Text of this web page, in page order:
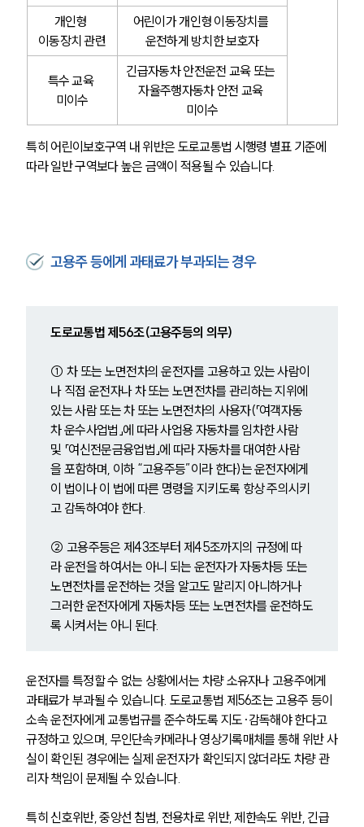
개인형
이동장치 관련
어린이가 개인형 이동장치를
운전하게 방치한 보호자
특수 교육
미이수
긴급자동차 안전운전 교육 또는
자율주행자동차 안전 교육
미이수
특히 어린이보호구역 내 위반은 도로교통법 시행령 별표 기준에
따라 일반 구역보다 높은 금액이 적용될 수 있습니다.
고용주 등에게 과태료가 부과되는 경우
도로교통법 제56조(고용주등의 의무)
① 차 또는 노면전차의 운전자를 고용하고 있는 사람이
나 직접 운전자나 차 또는 노면전차를 관리하는 지위에
있는 사람 또는 차 또는 노면전차의 사용자(「여객자동
차 운수사업법」에 따라 사업용 자동차를 임차한 사람
및 「여신전문금융업법」에 따라 자동차를 대여한 사람
을 포함하며, 이하 “고용주등”이라 한다)는 운전자에게
이 법이나 이 법에 따른 명령을 지키도록 항상 주의시키
고 감독하여야 한다.
② 고용주등은 제43조부터 제45조까지의 규정에 따
라 운전을 하여서는 아니 되는 운전자가 자동차등 또는
노면전차를 운전하는 것을 알고도 말리지 아니하거나
그러한 운전자에게 자동차등 또는 노면전차를 운전하도
록 시켜서는 아니 된다.
운전자를 특정할 수 없는 상황에서는 차량 소유자나 고용주에게
과태료가 부과될 수 있습니다. 도로교통법 제56조는 고용주 등이
소속 운전자에게 교통법규를 준수하도록 지도·감독해야 한다고
규정하고 있으며, 무인단속카메라나 영상기록매체를 통해 위반 사
실이 확인된 경우에는 실제 운전자가 확인되지 않더라도 차량 관
리자 책임이 문제될 수 있습니다.
특히 신호위반, 중앙선 침범, 전용차로 위반, 제한속도 위반, 긴급